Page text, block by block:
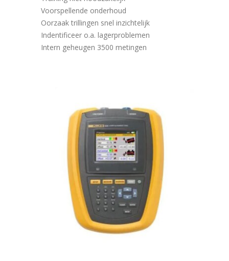
Voorspellende onderhoud
Oorzaak trillingen snel inzichtelijk
Indentificeer o.a. lagerproblemen
Intern geheugen 3500 metingen